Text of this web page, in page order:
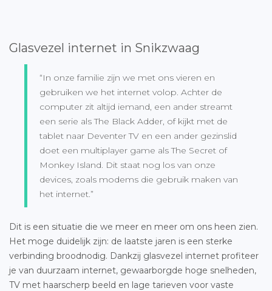
Glasvezel internet in Snikzwaag
“In onze familie zijn we met ons vieren en
gebruiken we het internet volop. Achter de
computer zit altijd iemand, een ander streamt
een serie als The Black Adder, of kijkt met de
tablet naar Deventer TV en een ander gezinslid
doet een multiplayer game als The Secret of
Monkey Island. Dit staat nog los van onze
devices, zoals modems die gebruik maken van
het internet.”
Dit is een situatie die we meer en meer om ons heen zien.
Het moge duidelijk zijn: de laatste jaren is een sterke
verbinding broodnodig. Dankzij glasvezel internet profiteer
je van duurzaam internet, gewaarborgde hoge snelheden,
TV met haarscherp beeld en lage tarieven voor vaste